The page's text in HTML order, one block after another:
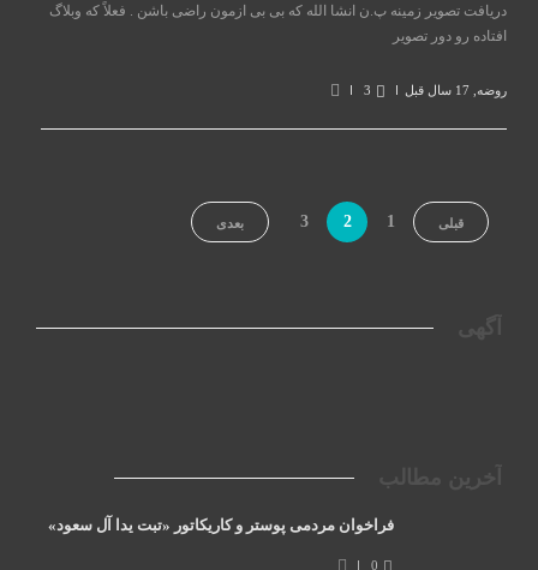
دریافت تصویر زمینه پ.ن انشا الله که بی بی ازمون راضی باشن . فعلاً که وبلاگ
افتاده رو دور تصویر
روضه 17 سال قبل 3
قبلی 1
2
3 بعدی
فراخوان مردمی پوستر و کاریکاتور «تبت یدا آل سعود»
0